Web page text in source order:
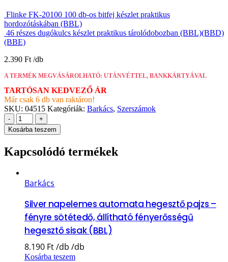
Flinke FK-20100 100 db-os bitfej készlet praktikus
hordozótáskában (BBL)
46 részes dugókulcs készlet praktikus tárolódobozban (BBL)(BBD)
(BBE)
2.390 Ft
A TERMÉK MEGVÁSÁROLHATÓ: UTÁNVÉTTEL, BANKKÁRTYÁVAL
TARTÓSAN KEDVEZŐ ÁR
Már csak 6 db van raktáron!
SKU: 04515 Kategóriák: Barkács, Szerszámok
-
+
Kosárba teszem
Kapcsolódó termékek
Barkács
Silver napelemes automata hegesztő pajzs –
fényre sötétedő, állítható fényerősségű
hegesztő sisak (BBL)
8.190 Ft
Kosárba teszem